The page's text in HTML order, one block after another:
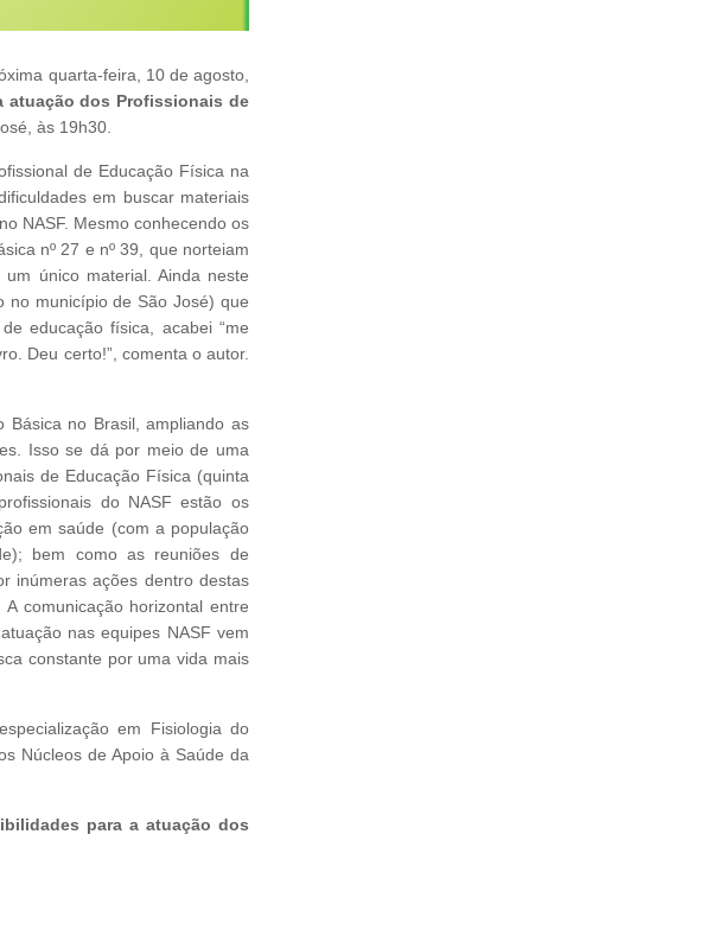
quarta-feira, 10 de agosto,
atuação dos Profissionais de
às 19h30.
de Educação Física na
em buscar materiais
NASF. Mesmo conhecendo os
nº 27 e nº 39, que norteiam
único material. Ainda neste
no município de São José) que
educação física, acabei “me
Deu certo!”, comenta o autor.
Básica no Brasil, ampliando as
Isso se dá por meio de uma
de Educação Física (quinta
do NASF estão os
em saúde (com a população
bem como as reuniões de
inúmeras ações dentro destas
comunicação horizontal entre
nas equipes NASF vem
constante por uma vida mais
em Fisiologia do
Núcleos de Apoio à Saúde da
para a atuação dos